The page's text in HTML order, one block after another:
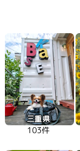
三重県
103件